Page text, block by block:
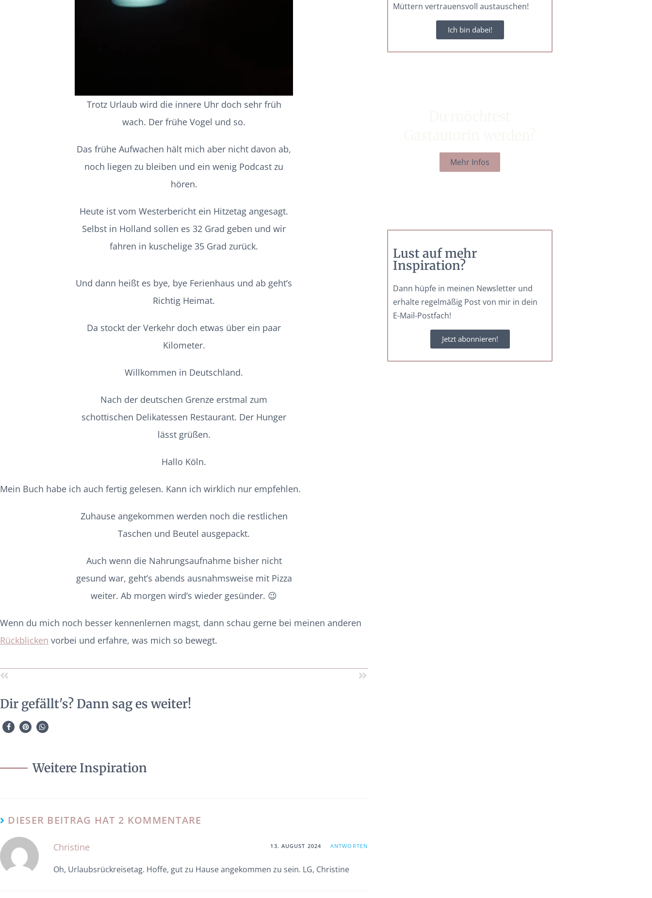
Trotz Urlaub wird die innere Uhr doch sehr früh
wach. Der frühe Vogel und so.
Das frühe Aufwachen hält mich aber nicht davon ab,
noch liegen zu bleiben und ein wenig Podcast zu
hören.
Heute ist vom Westerbericht ein Hitzetag angesagt.
Selbst in Holland sollen es 32 Grad geben und wir
fahren in kuschelige 35 Grad zurück.
Und dann heißt es bye, bye Ferienhaus und ab geht’s
Richtig Heimat.
Da stockt der Verkehr doch etwas über ein paar
Kilometer.
Willkommen in Deutschland.
Nach der deutschen Grenze erstmal zum
schottischen Delikatessen Restaurant. Der Hunger
lässt grüßen.
Hallo Köln.
Mein Buch habe ich auch fertig gelesen. Kann ich wirklich nur empfehlen.
Zuhause angekommen werden noch die restlichen
Taschen und Beutel ausgepackt.
Auch wenn die Nahrungsaufnahme bisher nicht
gesund war, geht’s abends ausnahmsweise mit Pizza
weiter. Ab morgen wird’s wieder gesünder. 😉
Wenn du mich noch besser kennenlernen magst, dann schau gerne bei meinen anderen
Rückblicken vorbei und erfahre, was mich so bewegt.
Dir gefällt's? Dann sag es weiter!
Weitere Inspiration
DIESER BEITRAG HAT 2 KOMMENTARE
Christine 13. AUGUST 2024 ANTWORTEN
Oh, Urlaubsrückreisetag. Hoffe, gut zu Hause angekommen zu sein. LG, Christine
Müttern vertrauensvoll austauschen!
Ich bin dabei!
Mehr Infos
Lust auf mehr
Inspiration?
Dann hüpfe in meinen Newsletter und
erhalte regelmäßig Post von mir in dein
E-Mail-Postfach!
Jetzt abonnieren!